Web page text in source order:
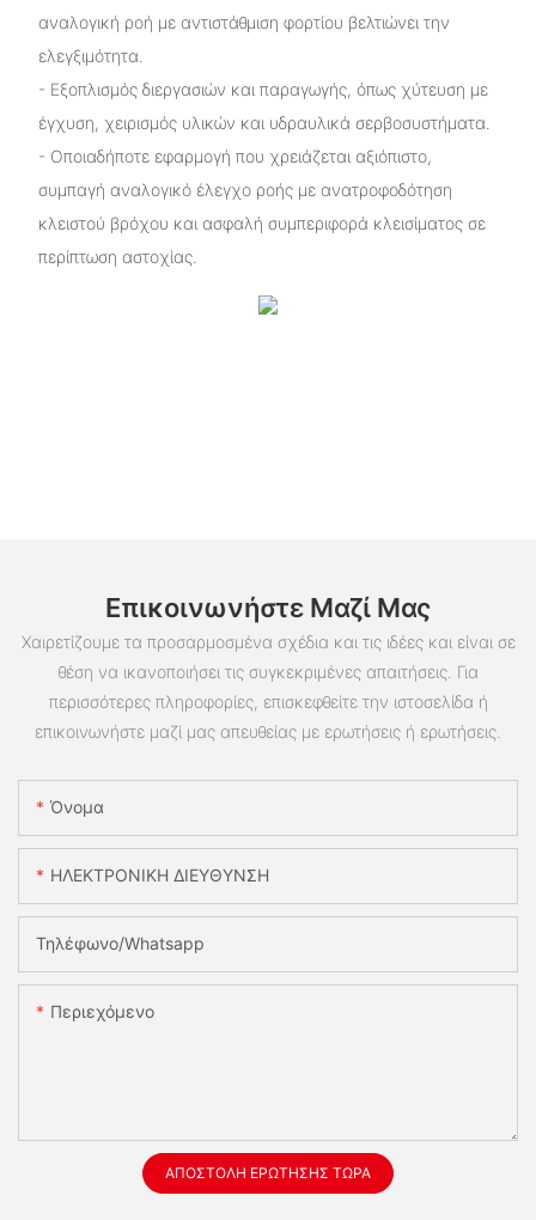
αναλογική ροή με αντιστάθμιση φορτίου βελτιώνει την
ελεγξιμότητα.
- Εξοπλισμός διεργασιών και παραγωγής, όπως χύτευση με
έγχυση, χειρισμός υλικών και υδραυλικά σερβοσυστήματα.
- Οποιαδήποτε εφαρμογή που χρειάζεται αξιόπιστο,
συμπαγή αναλογικό έλεγχο ροής με ανατροφοδότηση
κλειστού βρόχου και ασφαλή συμπεριφορά κλεισίματος σε
περίπτωση αστοχίας.
Επικοινωνήστε Μαζί Μας
Χαιρετίζουμε τα προσαρμοσμένα σχέδια και τις ιδέες και είναι σε
θέση να ικανοποιήσει τις συγκεκριμένες απαιτήσεις. Για
περισσότερες πληροφορίες, επισκεφθείτε την ιστοσελίδα ή
επικοινωνήστε μαζί μας απευθείας με ερωτήσεις ή ερωτήσεις.
Όνομα
ΗΛΕΚΤΡΟΝΙΚΗ ΔΙΕΥΘΥΝΣΗ
Τηλέφωνο/whatsapp
Περιεχόμενο
ΑΠΟΣΤΟΛΉ ΕΡΏΤΗΣΗΣ ΤΏΡΑ